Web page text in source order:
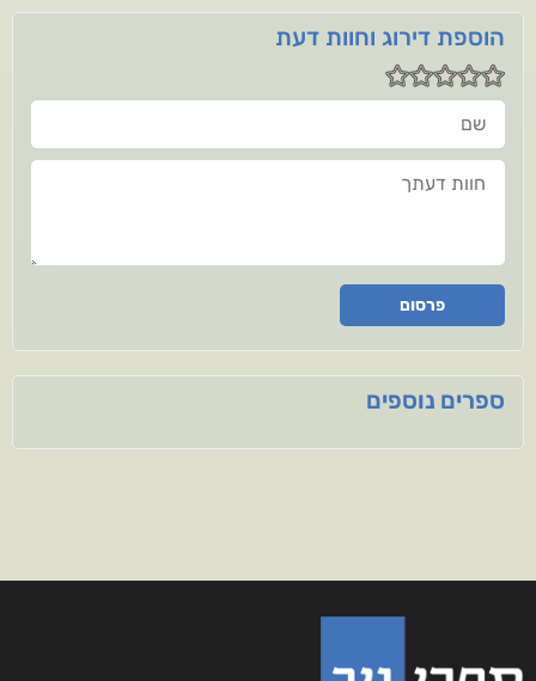
הוספת דירוג וחוות דעת
שם
חוות דעתך
פרסום
ספרים נוספים